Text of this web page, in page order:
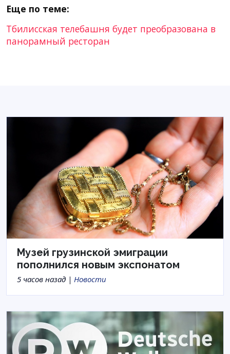
Еще по теме:
Тбилисская телебашня будет преобразована в
панорамный ресторан
Музей грузинской эмиграции
пополнился новым экспонатом
5 часов назад | Новости